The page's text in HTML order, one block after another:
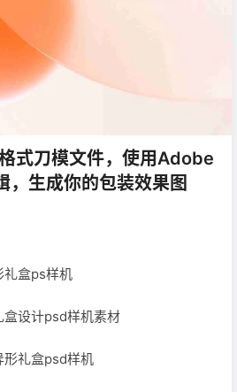
式刀模文件，使用Adobe
生成你的包装效果图
礼盒ps样机
盒设计psd样机素材
形礼盒psd样机